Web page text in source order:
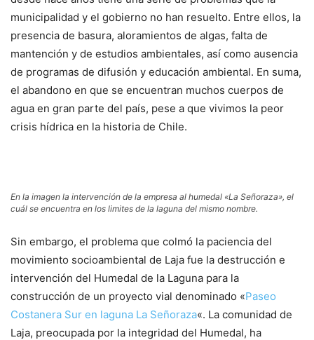
municipalidad y el gobierno no han resuelto. Entre ellos, la
presencia de basura, aloramientos de algas, falta de
mantención y de estudios ambientales, así como ausencia
de programas de difusión y educación ambiental. En suma,
el abandono en que se encuentran muchos cuerpos de
agua en gran parte del país, pese a que vivimos la peor
crisis hídrica en la historia de Chile.
En la imagen la intervención de la empresa al humedal «La Señoraza», el
cuál se encuentra en los limites de la laguna del mismo nombre.
Sin embargo, el problema que colmó la paciencia del
movimiento socioambiental de Laja fue la destrucción e
intervención del Humedal de la Laguna para la
construcción de un proyecto vial denominado «Paseo
Costanera Sur en laguna La Señoraza«. La comunidad de
Laja, preocupada por la integridad del Humedal, ha